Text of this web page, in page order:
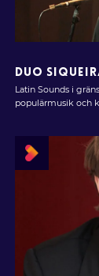
DUO
Latin Sounds i
populärmusik och